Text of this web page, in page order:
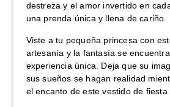
destreza y el amor invertido en
una prenda única y llena de cariño.
Viste a tu pequeña princesa con
artesanía y la fantasía se
experiencia única. Deja que su
sus sueños se hagan realidad
el encanto de este vestido de fiesta